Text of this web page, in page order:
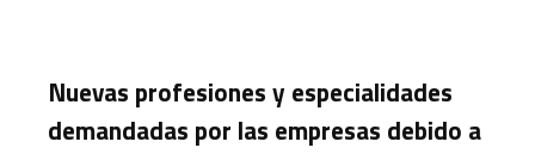
Nuevas profesiones y especialidades
demandadas por las empresas debido a